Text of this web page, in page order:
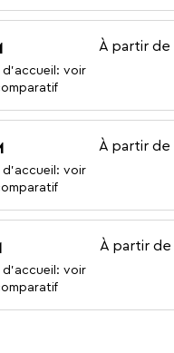
voir
À partir de
voir
À partir de
voir
À partir de